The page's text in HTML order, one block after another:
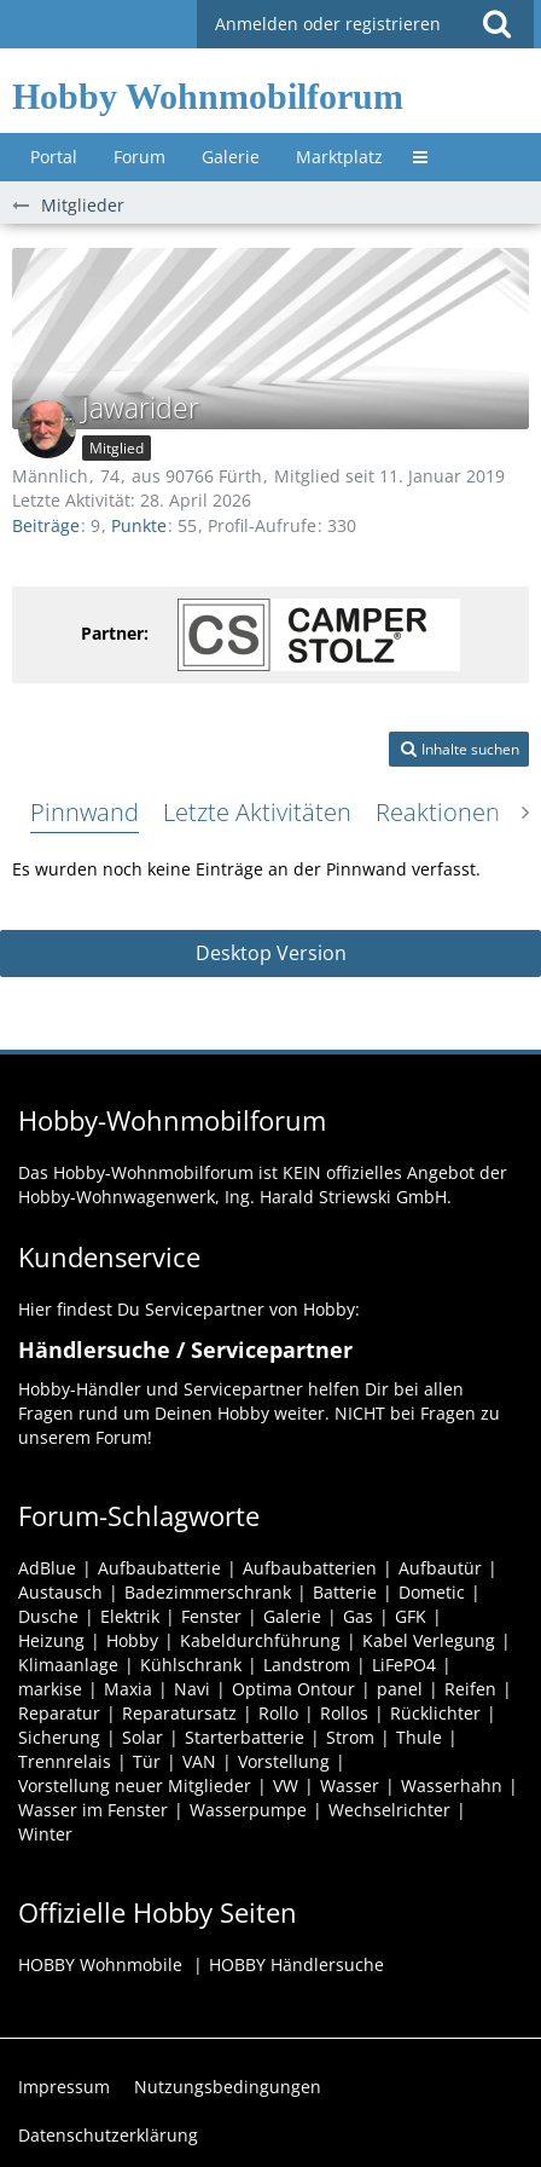
Anmelden oder registrieren
Hobby Wohnmobilforum
Portal Forum Galerie Marktplatz Untermenü »
Mitglieder
Jawarider
Mitglied
Männlich 74 aus 90766 Fürth
Mitglied seit 11. Januar 2019
Letzte Aktivität: 28. April 2026
Beiträge 9 Punkte 55 Profil-Aufrufe 330
Partner:
Inhalte suchen
Pinnwand Letzte Aktivitäten Reaktionen
Es wurden noch keine Einträge an der Pinnwand verfasst.
Desktop Version
Hobby-Wohnmobilforum
Das Hobby-Wohnmobilforum ist KEIN offizielles Angebot der
Hobby-Wohnwagenwerk, Ing. Harald Striewski GmbH.
Kundenservice
Hier findest Du Servicepartner von Hobby:
Händlersuche / Servicepartner
Hobby-Händler und Servicepartner helfen Dir bei allen
Fragen rund um Deinen Hobby weiter. NICHT bei Fragen zu
unserem Forum!
Forum-Schlagworte
AdBlue Aufbaubatterie Aufbaubatterien
Aufbautür
Austausch
Badezimmerschrank Batterie
Dometic
Dusche
Elektrik Fenster Galerie Gas
GFK
Heizung
Hobby Kabeldurchführung
Kabel Verlegung
Klimaanlage
Kühlschrank Landstrom
LiFePO4
markise
Maxia Navi Optima Ontour panel
Reifen
Reparatur
Reparatursatz Rollo Rollos
Rücklichter
Sicherung
Solar Starterbatterie Strom
Thule
Trennrelais
Tür VAN
Vorstellung
Vorstellung neuer Mitglieder
VW Wasser
Wasserhahn
Wasser im Fenster
Wasserpumpe
Wechselrichter
Winter
Offizielle Hobby Seiten
HOBBY Wohnmobile HOBBY Händlersuche
Impressum Nutzungsbedingungen
Datenschutzerklärung